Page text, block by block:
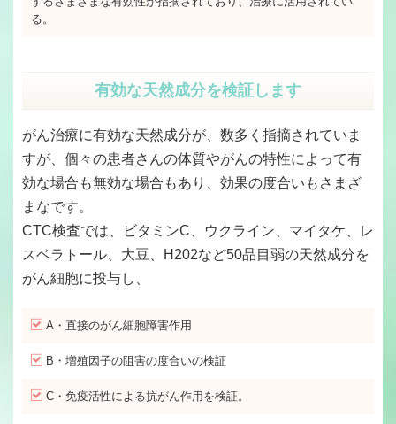
る。
有効な天然成分を検証します
がん治療に有効な天然成分が、数多く指摘されていま
すが、個々の患者さんの体質やがんの特性によって有
効な場合も無効な場合もあり、効果の度合いもさまざ
まなです。
CTC検査では、ビタミンC、ウクライン、マイタケ、レ
スベラトール、大豆、H202など50品目弱の天然成分を
がん細胞に投与し、
A・直接のがん細胞障害作用
B・増殖因子の阻害の度合いの検証
C・免疫活性による抗がん作用を検証。